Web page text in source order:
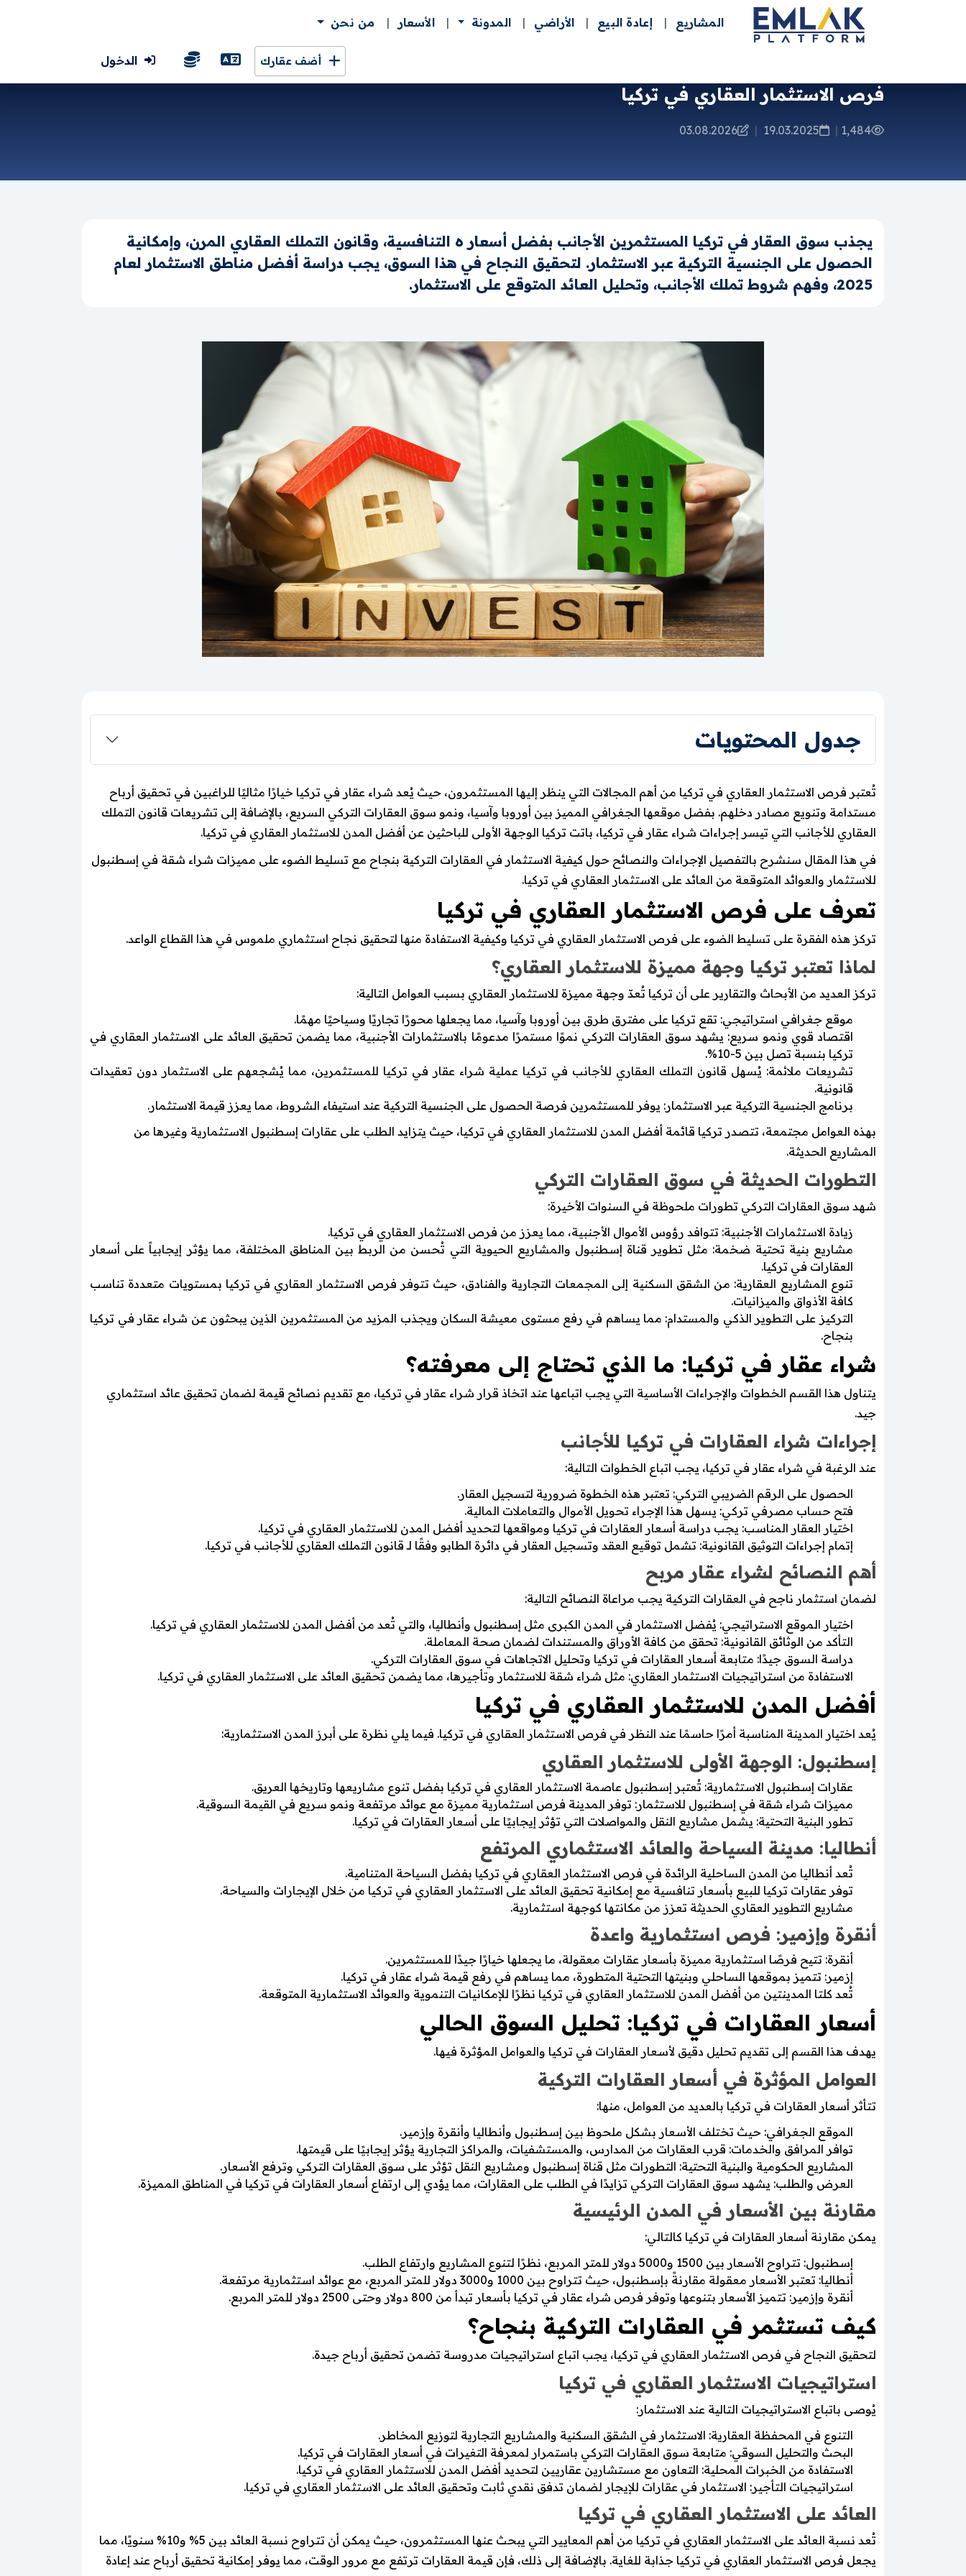
المشاريع إعادة البيع الأراضي المدونة الأسعار من نحن
أضف عقارك الدخول
فرص الاستثمار العقاري في تركيا
1,484
|
19.03.2025
|
03.08.2026
يجذب سوق العقار في تركيا المستثمرين الأجانب بفضل أسعار ه التنافسية، وقانون التملك العقاري المرن، وإمكانية
الحصول على الجنسية التركية عبر الاستثمار. لتحقيق النجاح في هذا السوق، يجب دراسة أفضل مناطق الاستثمار لعام
2025، وفهم شروط تملك الأجانب، وتحليل العائد المتوقع على الاستثمار.
جدول المحتويات
تُعتبر فرص الاستثمار العقاري في تركيا من أهم المجالات التي ينظر إليها المستثمرون، حيث يُعد شراء عقار في تركيا خيارًا مثاليًا للراغبين في تحقيق أرباح
مستدامة وتنويع مصادر دخلهم. بفضل موقعها الجغرافي المميز بين أوروبا وآسيا، ونمو سوق العقارات التركي السريع، بالإضافة إلى تشريعات قانون التملك
العقاري للأجانب التي تيسر إجراءات شراء عقار في تركيا، باتت تركيا الوجهة الأولى للباحثين عن أفضل المدن للاستثمار العقاري في تركيا.
في هذا المقال سنشرح بالتفصيل الإجراءات والنصائح حول كيفية الاستثمار في العقارات التركية بنجاح مع تسليط الضوء على مميزات شراء شقة في إسطنبول
للاستثمار والعوائد المتوقعة من العائد على الاستثمار العقاري في تركيا.
تعرف على فرص الاستثمار العقاري في تركيا
تركز هذه الفقرة على تسليط الضوء على فرص الاستثمار العقاري في تركيا وكيفية الاستفادة منها لتحقيق نجاح استثماري ملموس في هذا القطاع الواعد.
لماذا تعتبر تركيا وجهة مميزة للاستثمار العقاري؟
تركز العديد من الأبحاث والتقارير على أن تركيا تُعدّ وجهة مميزة للاستثمار العقاري بسبب العوامل التالية:
موقع جغرافي استراتيجي: تقع تركيا على مفترق طرق بين أوروبا وآسيا، مما يجعلها محورًا تجاريًا وسياحيًا مهمًا.
اقتصاد قوي ونمو سريع: يشهد سوق العقارات التركي نموًا مستمرًا مدعومًا بالاستثمارات الأجنبية، مما يضمن تحقيق العائد على الاستثمار العقاري في
تركيا بنسبة تصل بين 5-10%.
تشريعات ملائمة: يُسهل قانون التملك العقاري للأجانب في تركيا عملية شراء عقار في تركيا للمستثمرين، مما يُشجعهم على الاستثمار دون تعقيدات
قانونية.
برنامج الجنسية التركية عبر الاستثمار: يوفر للمستثمرين فرصة الحصول على الجنسية التركية عند استيفاء الشروط، مما يعزز قيمة الاستثمار.
بهذه العوامل مجتمعة، تتصدر تركيا قائمة أفضل المدن للاستثمار العقاري في تركيا، حيث يتزايد الطلب على عقارات إسطنبول الاستثمارية وغيرها من
المشاريع الحديثة.
التطورات الحديثة في سوق العقارات التركي
شهد سوق العقارات التركي تطورات ملحوظة في السنوات الأخيرة:
زيادة الاستثمارات الأجنبية: تتوافد رؤوس الأموال الأجنبية، مما يعزز من فرص الاستثمار العقاري في تركيا.
مشاريع بنية تحتية ضخمة: مثل تطوير قناة إسطنبول والمشاريع الحيوية التي تُحسن من الربط بين المناطق المختلفة، مما يؤثر إيجابياً على أسعار
العقارات في تركيا.
تنوع المشاريع العقارية: من الشقق السكنية إلى المجمعات التجارية والفنادق، حيث تتوفر فرص الاستثمار العقاري في تركيا بمستويات متعددة تناسب
كافة الأذواق والميزانيات.
التركيز على التطوير الذكي والمستدام: مما يساهم في رفع مستوى معيشة السكان ويجذب المزيد من المستثمرين الذين يبحثون عن شراء عقار في تركيا
بنجاح.
شراء عقار في تركيا: ما الذي تحتاج إلى معرفته؟
يتناول هذا القسم الخطوات والإجراءات الأساسية التي يجب اتباعها عند اتخاذ قرار شراء عقار في تركيا، مع تقديم نصائح قيمة لضمان تحقيق عائد استثماري
جيد.
إجراءات شراء العقارات في تركيا للأجانب
عند الرغبة في شراء عقار في تركيا، يجب اتباع الخطوات التالية:
الحصول على الرقم الضريبي التركي: تعتبر هذه الخطوة ضرورية لتسجيل العقار.
فتح حساب مصرفي تركي: يسهل هذا الإجراء تحويل الأموال والتعاملات المالية.
اختيار العقار المناسب: يجب دراسة أسعار العقارات في تركيا ومواقعها لتحديد أفضل المدن للاستثمار العقاري في تركيا.
إتمام إجراءات التوثيق القانونية: تشمل توقيع العقد وتسجيل العقار في دائرة الطابو وفقًا لـ قانون التملك العقاري للأجانب في تركيا.
أهم النصائح لشراء عقار مربح
لضمان استثمار ناجح في العقارات التركية يجب مراعاة النصائح التالية:
اختيار الموقع الاستراتيجي: يُفضل الاستثمار في المدن الكبرى مثل إسطنبول وأنطاليا، والتي تُعد من أفضل المدن للاستثمار العقاري في تركيا.
التأكد من الوثائق القانونية: تحقق من كافة الأوراق والمستندات لضمان صحة المعاملة.
دراسة السوق جيدًا: متابعة أسعار العقارات في تركيا وتحليل الاتجاهات في سوق العقارات التركي.
الاستفادة من استراتيجيات الاستثمار العقاري: مثل شراء شقة للاستثمار وتأجيرها، مما يضمن تحقيق العائد على الاستثمار العقاري في تركيا.
أفضل المدن للاستثمار العقاري في تركيا
يُعد اختيار المدينة المناسبة أمرًا حاسمًا عند النظر في فرص الاستثمار العقاري في تركيا. فيما يلي نظرة على أبرز المدن الاستثمارية:
إسطنبول: الوجهة الأولى للاستثمار العقاري
عقارات إسطنبول الاستثمارية: تُعتبر إسطنبول عاصمة الاستثمار العقاري في تركيا بفضل تنوع مشاريعها وتاريخها العريق.
مميزات شراء شقة في إسطنبول للاستثمار: توفر المدينة فرص استثمارية مميزة مع عوائد مرتفعة ونمو سريع في القيمة السوقية.
تطور البنية التحتية: يشمل مشاريع النقل والمواصلات التي تؤثر إيجابيًا على أسعار العقارات في تركيا.
أنطاليا: مدينة السياحة والعائد الاستثماري المرتفع
تُعد أنطاليا من المدن الساحلية الرائدة في فرص الاستثمار العقاري في تركيا بفضل السياحة المتنامية.
توفر عقارات تركيا للبيع بأسعار تنافسية مع إمكانية تحقيق العائد على الاستثمار العقاري في تركيا من خلال الإيجارات والسياحة.
مشاريع التطوير العقاري الحديثة تعزز من مكانتها كوجهة استثمارية.
أنقرة وإزمير: فرص استثمارية واعدة
أنقرة: تتيح فرصًا استثمارية مميزة بأسعار عقارات معقولة، ما يجعلها خيارًا جيدًا للمستثمرين.
إزمير: تتميز بموقعها الساحلي وبنيتها التحتية المتطورة، مما يساهم في رفع قيمة شراء عقار في تركيا.
تُعد كلتا المدينتين من أفضل المدن للاستثمار العقاري في تركيا نظرًا للإمكانيات التنموية والعوائد الاستثمارية المتوقعة.
أسعار العقارات في تركيا: تحليل السوق الحالي
يهدف هذا القسم إلى تقديم تحليل دقيق لأسعار العقارات في تركيا والعوامل المؤثرة فيها.
العوامل المؤثرة في أسعار العقارات التركية
تتأثر أسعار العقارات في تركيا بالعديد من العوامل، منها:
الموقع الجغرافي: حيث تختلف الأسعار بشكل ملحوظ بين إسطنبول وأنطاليا وأنقرة وإزمير.
توافر المرافق والخدمات: قرب العقارات من المدارس، والمستشفيات، والمراكز التجارية يؤثر إيجابيًا على قيمتها.
المشاريع الحكومية والبنية التحتية: التطورات مثل قناة إسطنبول ومشاريع النقل تؤثر على سوق العقارات التركي وترفع الأسعار.
العرض والطلب: يشهد سوق العقارات التركي تزايدًا في الطلب على العقارات، مما يؤدي إلى ارتفاع أسعار العقارات في تركيا في المناطق المميزة.
مقارنة بين الأسعار في المدن الرئيسية
يمكن مقارنة أسعار العقارات في تركيا كالتالي:
إسطنبول: تتراوح الأسعار بين 1500 و5000 دولار للمتر المربع، نظرًا لتنوع المشاريع وارتفاع الطلب.
أنطاليا: تعتبر الأسعار معقولة مقارنةً بإسطنبول، حيث تتراوح بين 1000 و3000 دولار للمتر المربع، مع عوائد استثمارية مرتفعة.
أنقرة وإزمير: تتميز الأسعار بتنوعها وتوفر فرص شراء عقار في تركيا بأسعار تبدأ من 800 دولار وحتى 2500 دولار للمتر المربع.
كيف تستثمر في العقارات التركية بنجاح؟
لتحقيق النجاح في فرص الاستثمار العقاري في تركيا، يجب اتباع استراتيجيات مدروسة تضمن تحقيق أرباح جيدة.
استراتيجيات الاستثمار العقاري في تركيا
يُوصى باتباع الاستراتيجيات التالية عند الاستثمار:
التنوع في المحفظة العقارية: الاستثمار في الشقق السكنية والمشاريع التجارية لتوزيع المخاطر.
البحث والتحليل السوقي: متابعة سوق العقارات التركي باستمرار لمعرفة التغيرات في أسعار العقارات في تركيا.
الاستفادة من الخبرات المحلية: التعاون مع مستشارين عقاريين لتحديد أفضل المدن للاستثمار العقاري في تركيا.
استراتيجيات التأجير: الاستثمار في عقارات للإيجار لضمان تدفق نقدي ثابت وتحقيق العائد على الاستثمار العقاري في تركيا.
العائد على الاستثمار العقاري في تركيا
تُعد نسبة العائد على الاستثمار العقاري في تركيا من أهم المعايير التي يبحث عنها المستثمرون، حيث يمكن أن تتراوح نسبة العائد بين 5% و10% سنويًا، مما
يجعل فرص الاستثمار العقاري في تركيا جذابة للغاية. بالإضافة إلى ذلك، فإن قيمة العقارات ترتفع مع مرور الوقت، مما يوفر إمكانية تحقيق أرباح عند إعادة